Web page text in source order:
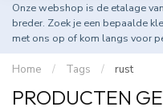
Onze webshop is de etalage
breder. Zoek je een bepaalde
met ons op of kom langs voor
Home / Tags / rust
PRODUCTEN